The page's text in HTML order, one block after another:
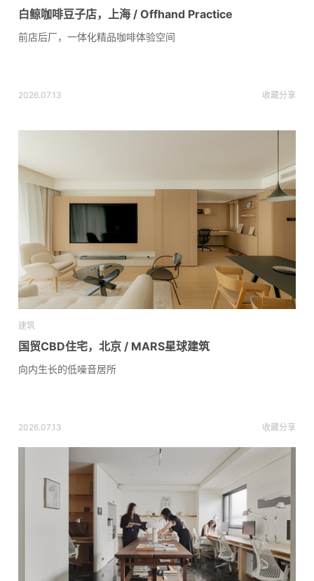
白鲸咖啡豆子店，上海 / Offhand Practice
前店后厂，一体化精品咖啡体验空间
2026.07.13 收藏分享
建筑
国贸CBD住宅，北京 / MARS星球建筑
向内生长的低噪音居所
2026.07.13 收藏分享